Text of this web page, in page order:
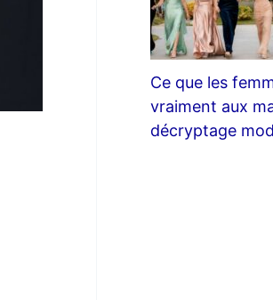
Ce que les
vraiment aux
décryptage